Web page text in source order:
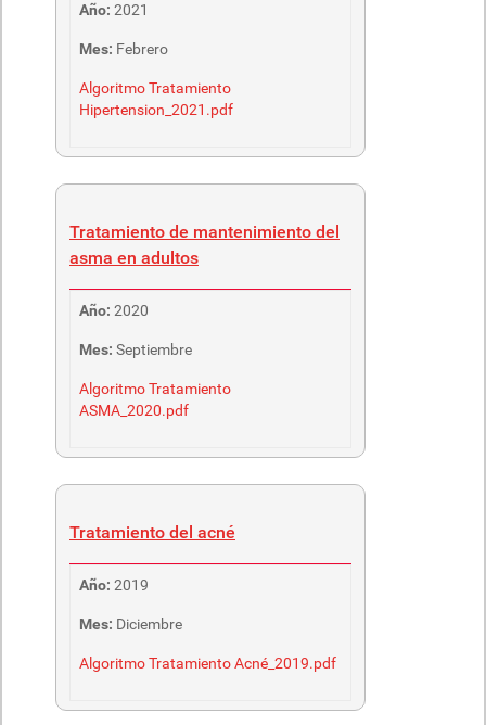
Año: 2021
Mes: Febrero
Algoritmo Tratamiento
Hipertension_2021.pdf
Tratamiento de mantenimiento del
asma en adultos
Año: 2020
Mes: Septiembre
Algoritmo Tratamiento
ASMA_2020.pdf
Tratamiento del acné
Año: 2019
Mes: Diciembre
Algoritmo Tratamiento Acné_2019.pdf